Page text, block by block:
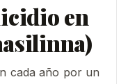
en
cada año por un